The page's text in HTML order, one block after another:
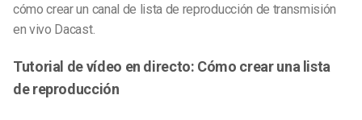
cómo crear un canal de lista de reproducción de transmisión
en vivo Dacast.
Tutorial de vídeo en directo: Cómo crear una lista
de reproducción